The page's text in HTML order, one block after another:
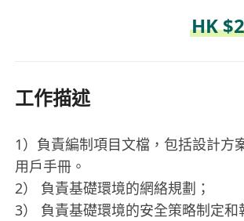
HK
工作描述
1）負責編制項目文檔，包括設計方
用戶手冊。
2） 負責基礎環境的網絡規劃；
3） 負責基礎環境的安全策略制定和